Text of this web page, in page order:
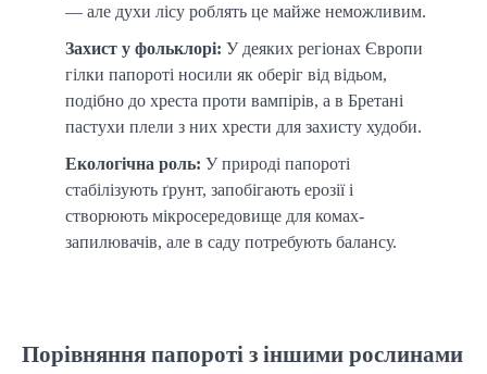
— але духи лісу роблять це майже неможливим.
Захист у фольклорі: У деяких регіонах Європи
гілки папороті носили як оберіг від відьом,
подібно до хреста проти вампірів, а в Бретані
пастухи плели з них хрести для захисту худоби.
Екологічна роль: У природі папороті
стабілізують ґрунт, запобігають ерозії і
створюють мікросередовище для комах-
запилювачів, але в саду потребують балансу.
Порівняння папороті з іншими рослинами